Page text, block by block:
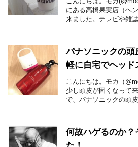
にある高橋果実店（ヘ
来ました。テレビや雑
パナソニックの
軽に自宅でヘッド
こんにちは。モカ（
少し頭皮が固くなって
で、パナソニックの頭
何故ハゲるのか